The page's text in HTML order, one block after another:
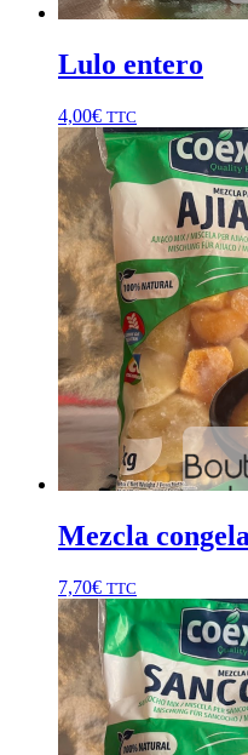
Lulo entero
4,00€ TTC
Mezcla
7,70€ TTC